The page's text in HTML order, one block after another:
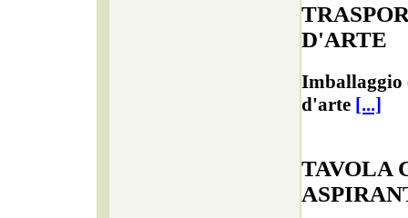
D'ARTE
Imballaggio
d'arte [...]
TAVOLA